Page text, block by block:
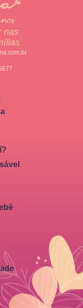
nas